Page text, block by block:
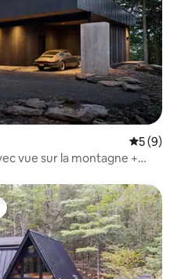
5 (9)
vue sur la montagne +
plus appréciés